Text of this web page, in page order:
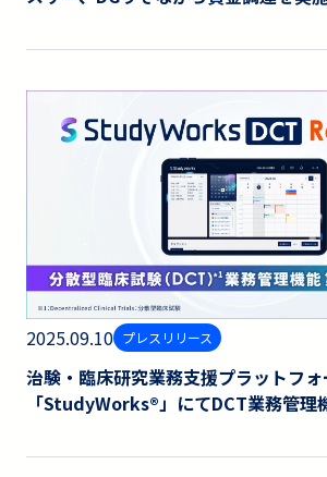
2025.09.10 プレスリリース
治験・臨床研究業務支援プラットフォ
「StudyWorks®︎」にてDCT業務管理